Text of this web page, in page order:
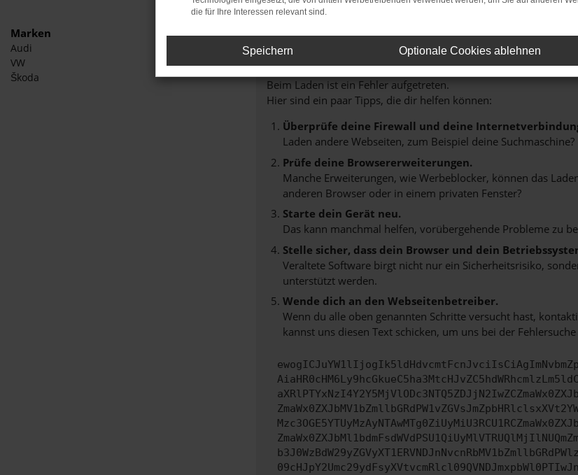
Marken
Audi
VW
Škoda
Fehler: Network Error
Beim Laden ist ein Fehler aufgetreten.
Hier sind ein paar Tipps, die dir helfen können:
Überprüfe deine Firewall und deine
Laden andere Webseiten, zum Beispiel deine Suchmaschine?
Prüfe deine Browsererweiterungen.
Manche Erweiterungen, wie Werbeblocker, können das
anderen Browser oder in einem privaten Fenster?
Starte dein Gerät neu.
Das kann manchmal helfen, vorübergehende Probleme zu
Stelle sicher, dass dein Browser und dein
Veraltete Software birgt nicht nur ein Sicherheitsrisiko,
unterstützt werden.
Wende dich an den Webseitenbetreiber.
Wenn du alle oben genannten Schritte versucht hast,
kannst uns diesen Text schicken, um uns bei der
die für Ihre Interessen relevant sind.
Speichern Optionale Cookies ablehnen